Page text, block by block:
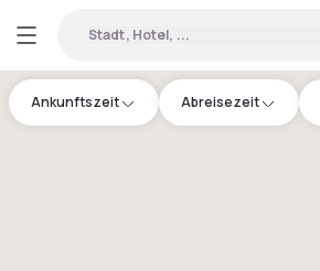
Stadt, Hotel, ...
Ankunftszeit Abreisezeit